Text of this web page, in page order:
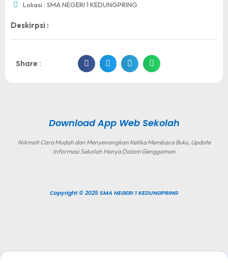
Lokasi : SMA NEGERI 1 KEDUNGPRING
Deskirpsi :
Share :
Download App Web Sekolah
Nikmati Cara Mudah dan Menyenangkan Ketika Membaca Buku, Update
Informasi Sekolah Hanya Dalam Genggaman
Copyright © 2025 SMA NEGERI 1 KEDUNGPRING